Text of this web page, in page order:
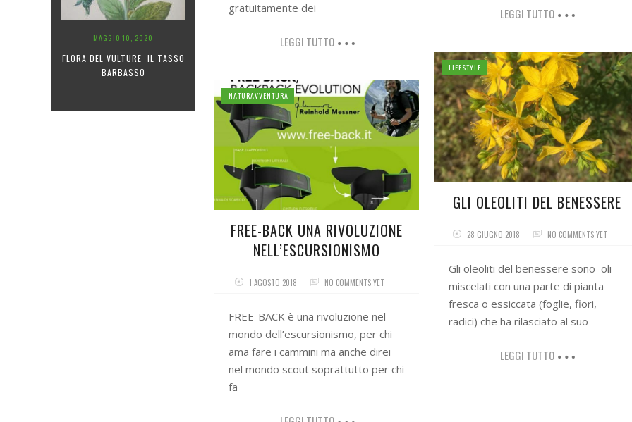
MAGGIO 10, 2020
FLORA DEL VULTURE: IL TASSO
BARBASSO
gratuitamente dei
LEGGI TUTTO
NATURAVVENTURA
FREE-BACK UNA RIVOLUZIONE
NELL’ESCURSIONISMO
1 AGOSTO 2018 NO COMMENTS YET
FREE-BACK è una rivoluzione nel
mondo dell’escursionismo, per chi
ama fare i cammini ma anche direi
nel mondo scout soprattutto per chi
fa
LEGGI TUTTO
LIFESTYLE
GLI OLEOLITI DEL BENESSERE
28 GIUGNO 2018 NO COMMENTS YET
Gli oleoliti del benessere sono oli
miscelati con una parte di pianta
fresca o essiccata (foglie, fiori,
radici) che ha rilasciato al suo
LEGGI TUTTO